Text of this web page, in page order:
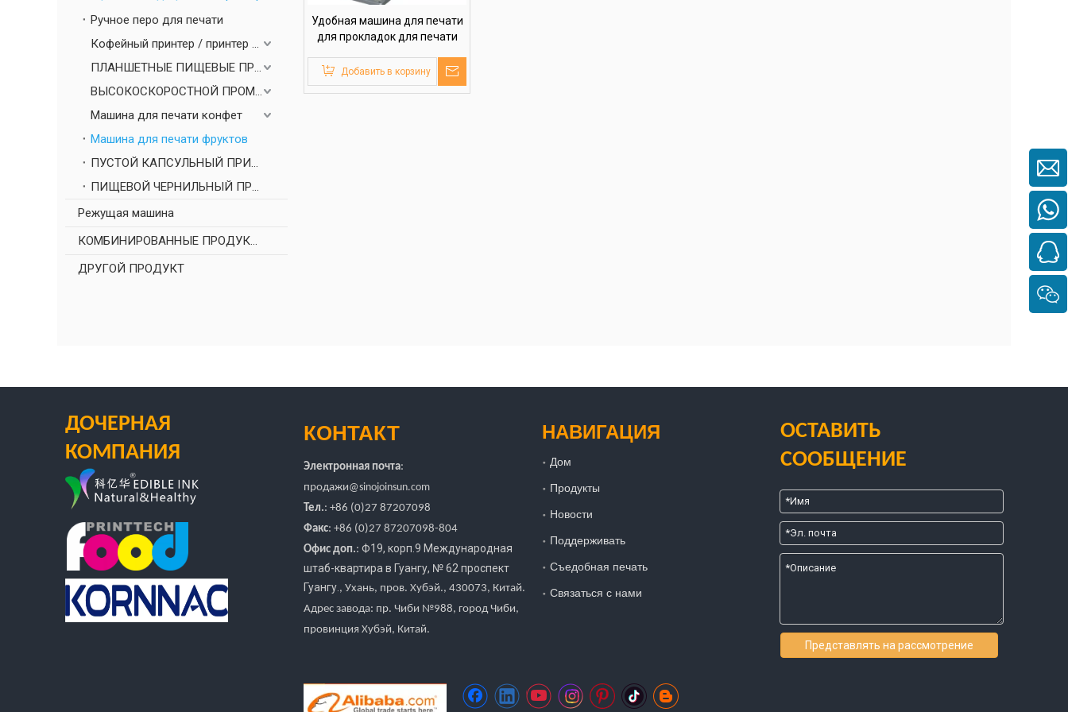
Ручное перо для печати
Кофейный принтер / принтер торта
ПЛАНШЕТНЫЕ ПИЩЕВЫЕ ПРИНТЕРЫ
ВЫСОКОСКОРОСТНОЙ ПРОМЫШЛЕННЫЙ ПИЩЕВЫЙ ПРИНТЕР
Машина для печати конфет
Машина для печати фруктов
ПУСТОЙ КАПСУЛЬНЫЙ ПРИНТЕР 3000 В
ПИЩЕВОЙ ЧЕРНИЛЬНЫЙ ПРИНТЕР С СКОРОСТНОЙ КОЛБАСКОЙ ОБОЛОЧКИ
Режущая машина
КОМБИНИРОВАННЫЕ ПРОДУКТЫ
ДРУГОЙ ПРОДУКТ
Удобная машина для печати
для прокладок для печати
Добавить в корзину
ДОЧЕРНАЯ
КОМПАНИЯ
КОНТАКТ
Электронная почта:
продажи@sinojoinsun.com
Тел.: +86 (0)27 87207098
Факс: +86 (0)27 87207098-804
Офис доп.: Ф19, корп.9 Международная
штаб-квартира в Гуангу, № 62 проспект
Гуангу. , Ухань, пров. Хубэй., 430073, Китай.
Адрес завода: пр. Чиби №988, город Чиби,
провинция Хубэй, Китай.
НАВИГАЦИЯ
Дом
Продукты
Новости
Поддерживать
Съедобная печать
Связаться с нами
ОСТАВИТЬ
СООБЩЕНИЕ
Представлять на рассмотрение